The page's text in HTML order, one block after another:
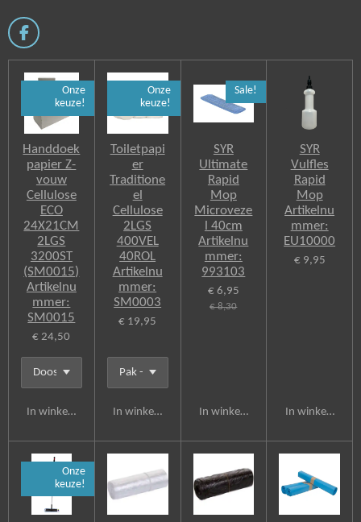
F
e
Onze
keuze!
Handdoek
papier Z-
vouw
Cellulose
ECO
24X21CM
2LGS
3200ST
(SM0015)
Artikelnu
mmer:
SM0015
€ 24,50
In winkelwagen
Onze
keuze!
Toiletpapi
er
Traditione
el
Cellulose
2LGS
400VEL
40ROL
Artikelnu
mmer:
SM0003
€ 19,95
In winkelwagen
Sale!
SYR
Ultimate
Rapid
Mop
Microveze
l 40cm
Artikelnu
mmer:
993103
€ 6,95
€ 8,30
In winkelwagen
SYR
Vulfles
Rapid
Mop
Artikelnu
mmer:
EU10000
€ 9,95
In winkelwagen
Onze
keuze!